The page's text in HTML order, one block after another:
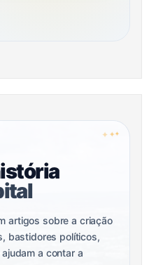
✦ ✦✦
artigos sobre a criação
bastidores políticos,
a contar a